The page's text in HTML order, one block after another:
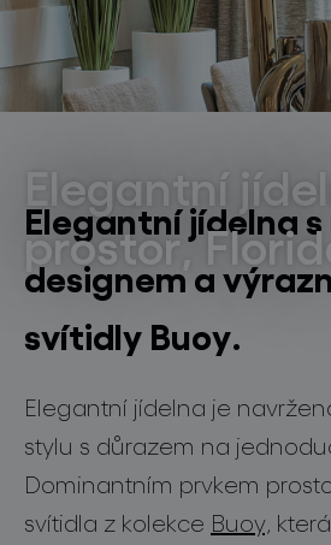
světelné konstelace
projekty
produkty
projekty
o značce
Elegantní
prostor,
Elegantní jídelna
designem a
svítidly Buoy.
Elegantní jídelna je
stylu s důrazem na
Dominantním prvkem
svítidla z kolekce Buoy,